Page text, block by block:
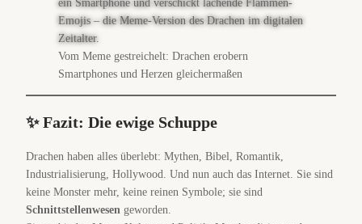
Vom Meme gestreichelt: Drachen erobern
Smartphones und Herzen gleichermaßen
✨ Fazit: Die ewige Schuppe
Drachen haben alles überlebt: Mythen, Bibel, Romantik,
Industrialisierung, Hollywood. Und nun auch das Internet. Sie sind
keine Monster mehr, keine reinen Symbole; sie sind
Schnittstellenwesen geworden.